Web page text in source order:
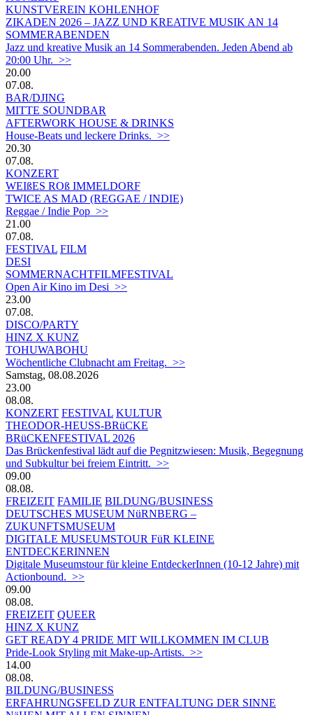
KUNSTVEREIN KOHLENHOF
ZIKADEN 2026 – JAZZ UND KREATIVE MUSIK AN 14
SOMMERABENDEN
Jazz und kreative Musik an 14 Sommerabenden. Jeden Abend ab
20:00 Uhr. >>
20.00
07.08.
BAR/DJING
MITTE SOUNDBAR
AFTERWORK HOUSE & DRINKS
House-Beats und leckere Drinks. >>
20.30
07.08.
KONZERT
WEIßES ROß IMMELDORF
TWICE AS MAD (REGGAE / INDIE)
Reggae / Indie Pop >>
21.00
07.08.
FESTIVAL FILM
DESI
SOMMERNACHTFILMFESTIVAL
Open Air Kino im Desi >>
23.00
07.08.
DISCO/PARTY
HINZ X KUNZ
TOHUWABOHU
Wöchentliche Clubnacht am Freitag. >>
Samstag, 08.08.2026
23.00
08.08.
KONZERT FESTIVAL KULTUR
THEODOR-HEUSS-BRüCKE
BRüCKENFESTIVAL 2026
Das Brückenfestival lädt auf die Pegnitzwiesen: Musik, Begegnung
und Subkultur bei freiem Eintritt. >>
09.00
08.08.
FREIZEIT FAMILIE BILDUNG/BUSINESS
DEUTSCHES MUSEUM NüRNBERG –
ZUKUNFTSMUSEUM
DIGITALE MUSEUMSTOUR FüR KLEINE
ENTDECKERINNEN
Digitale Museumstour für kleine EntdeckerInnen (10-12 Jahre) mit
Actionbound. >>
09.00
08.08.
FREIZEIT QUEER
HINZ X KUNZ
GET READY 4 PRIDE MIT WILLKOMMEN IM CLUB
Pride-Look Styling mit Make-up-Artists. >>
14.00
08.08.
BILDUNG/BUSINESS
ERFAHRUNGSFELD ZUR ENTFALTUNG DER SINNE